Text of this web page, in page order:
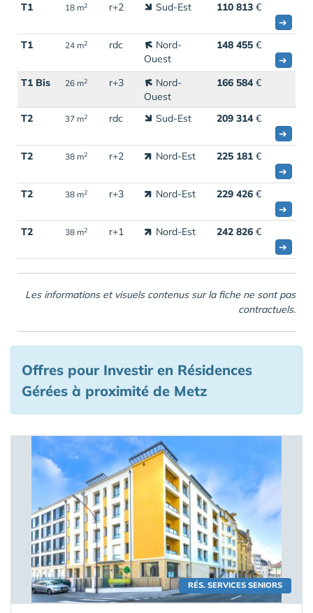
T1
18 m2 r+2 Sud-Est 110 813 €
➔
T1
24 m2 rdc
Nord-
Ouest
148 455 €
➔
T1 Bis
26 m2 r+3
Nord-
Ouest
166 584€
T2 37 m2 rdc Sud-Est 209 314€
➔
T2
38 m2 r+2 Nord-Est 225 181 €
➔
T2
38 m2 r+3 Nord-Est 229 426 €
➔
T2
38 m2 r+1 Nord-Est 242 826 €
➔
Les informations et visuels contenus sur la fiche ne sont pas
contractuels.
Offres pour Investir en Résidences
Gérées à proximité de Metz
RÉS. SERVICES SENIORS